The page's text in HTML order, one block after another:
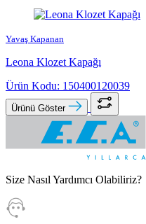
Yavaş Kapanan
Leona Klozet Kapağı
Ürün Kodu: 150400120039
Ürünü Göster
Size Nasıl Yardımcı Olabiliriz?